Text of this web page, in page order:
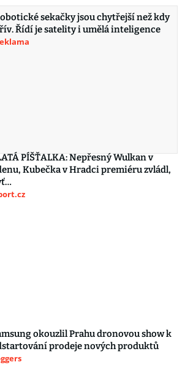
sekačky jsou chytřejší než kdy
Řídí je satelity i umělá inteligence
PÍŠŤALKA: Nepřesný Wulkan v
Kubečka v Hradci premiéru zvládl,
okouzlil Prahu dronovou show k
prodeje nových produktů